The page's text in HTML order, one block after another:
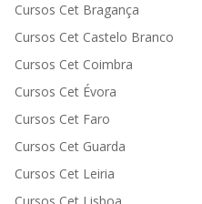
Cursos Cet Bragança
Cursos Cet Castelo Branco
Cursos Cet Coimbra
Cursos Cet Évora
Cursos Cet Faro
Cursos Cet Guarda
Cursos Cet Leiria